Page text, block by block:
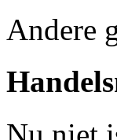
Andere